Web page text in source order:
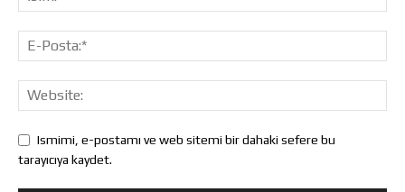
Ismimi, e-postamı ve web sitemi bir dahaki sefere bu
tarayıcıya kaydet.